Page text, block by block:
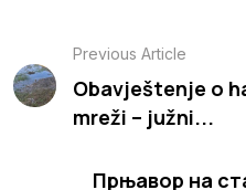
Previous Article
Obavještenje o
mreži – južni...
Прњавор на